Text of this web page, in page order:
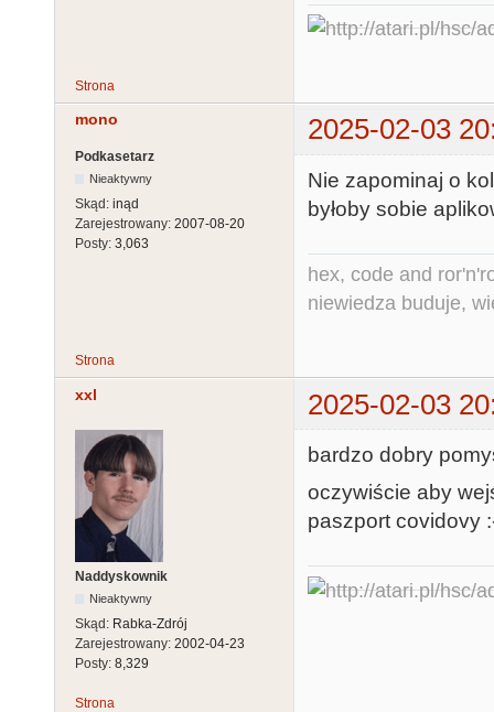
Strona
mono 2025-02-03
Podkasetarz
Nieaktywny
Skąd: inąd
Zarejestrowany: 2007-08-20
Posty: 3,063
Nie zapominaj o
byłoby sobie
hex, code and
niewiedza buduje,
Strona
xxl 2025-02-03
Naddyskownik
Nieaktywny
Skąd: Rabka-Zdrój
Zarejestrowany: 2002-04-23
Posty: 8,329
bardzo dobry
oczywiście aby
paszport covidovy
Strona